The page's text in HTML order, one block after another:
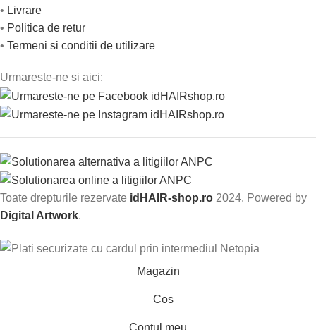
• Livrare
• Politica de retur
• Termeni si conditii de utilizare
Urmareste-ne si aici:
Toate drepturile rezervate idHAIR-shop.ro 2024. Powered by
Digital Artwork.
Magazin
Cos
Contul meu